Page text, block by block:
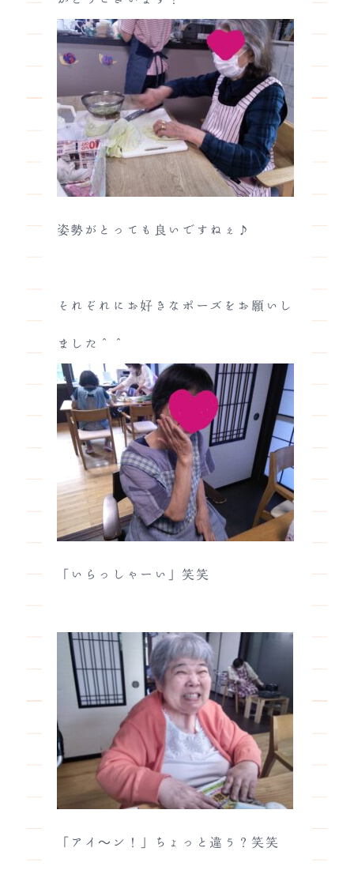
姿勢がとっても良いですねぇ♪
それぞれにお好きなポーズをお願いし
ました＾＾
「いらっしゃーい」笑笑
「アイ～ン！」ちょっと違う？笑笑